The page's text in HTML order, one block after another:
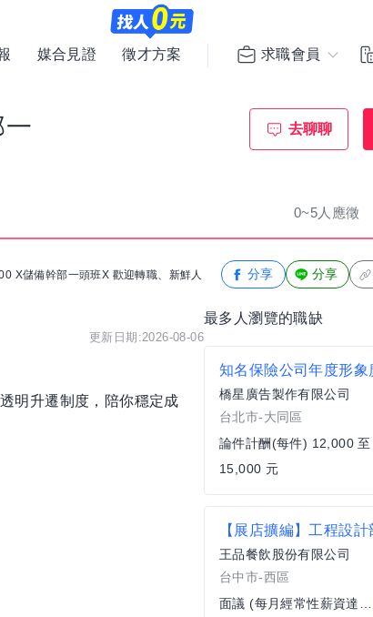
媒合見證 徵才方案 求職會員
去聊聊
0~5人應徵
X儲備幹部一頭班X 歡迎轉職、新鮮人
更新日期:2026-08-06
明升遷制度，陪你穩定成
分享 分享
最多人瀏覽的職缺
橋星廣告製作有限公司
台北市-大同區
論件計酬(每件) 12,000 至
15,000 元
王品餐飲股份有限公司
台中市-西區
面議 (每月經常性薪資達四萬以上)